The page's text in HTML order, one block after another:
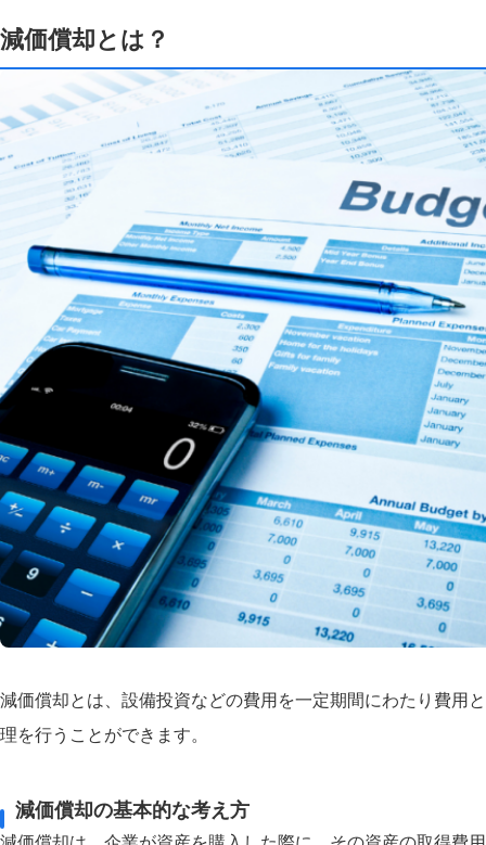
減価償却とは？
減価償却とは、設備投資などの費用を一定期間にわたり費用
理を行うことができます。
減価償却の基本的な考え方